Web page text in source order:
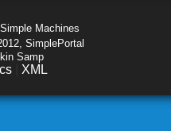
Simple Machines
SimplePortal
Samp
XML